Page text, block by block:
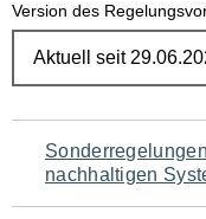
Version des
Navigation
fürnachhaltigen